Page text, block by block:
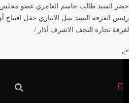
حضر السيد طالب جاسم العامري عضو مجلس
رئيس الغرفة السيد نبيل الانباري حفل افتتاح
لغرفة تجارة النجف الاشرف آذار /
">